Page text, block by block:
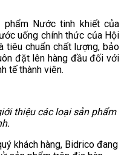
Nước tinh khiết của
uống chính thức của Hội
tiêu chuẩn chất lượng, bảo
đặt lên hàng đầu đối với
tế thành viên.
thiệu các loại sản phẩm
khách hàng, Bidrico đang